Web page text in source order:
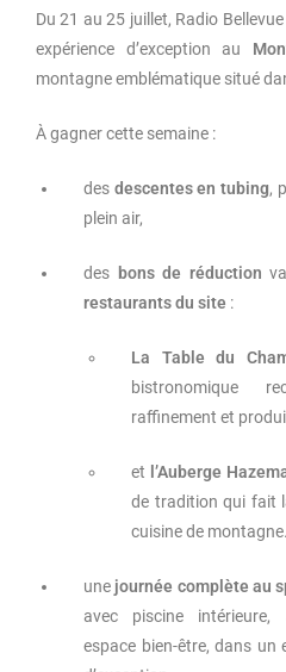
Du 21 au 25 juillet, Radio
expérience d’exception au
montagne emblématique situé
À gagner cette semaine :
des descentes en tubing,
plein air,
des bons de réduction
restaurants du site :
La Table du
bistronomique
raffinement et
et l’Auberge
de tradition qui fait
cuisine de montagne.
une journée complète au
avec piscine
espace bien-être, dans un